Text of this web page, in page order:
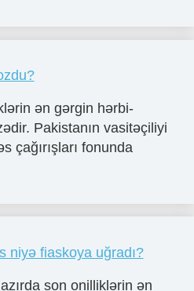
ən gərgin hərbi-
Pakistanın vasitəçiliyi
çağırışları fonunda
niyə fiaskoya uğradı?
son onilliklərin ən